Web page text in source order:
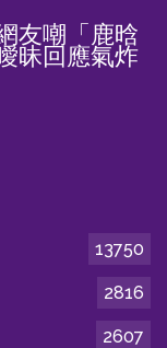
友嘲「鹿晗
昧回應氣炸
13750
2816
2607